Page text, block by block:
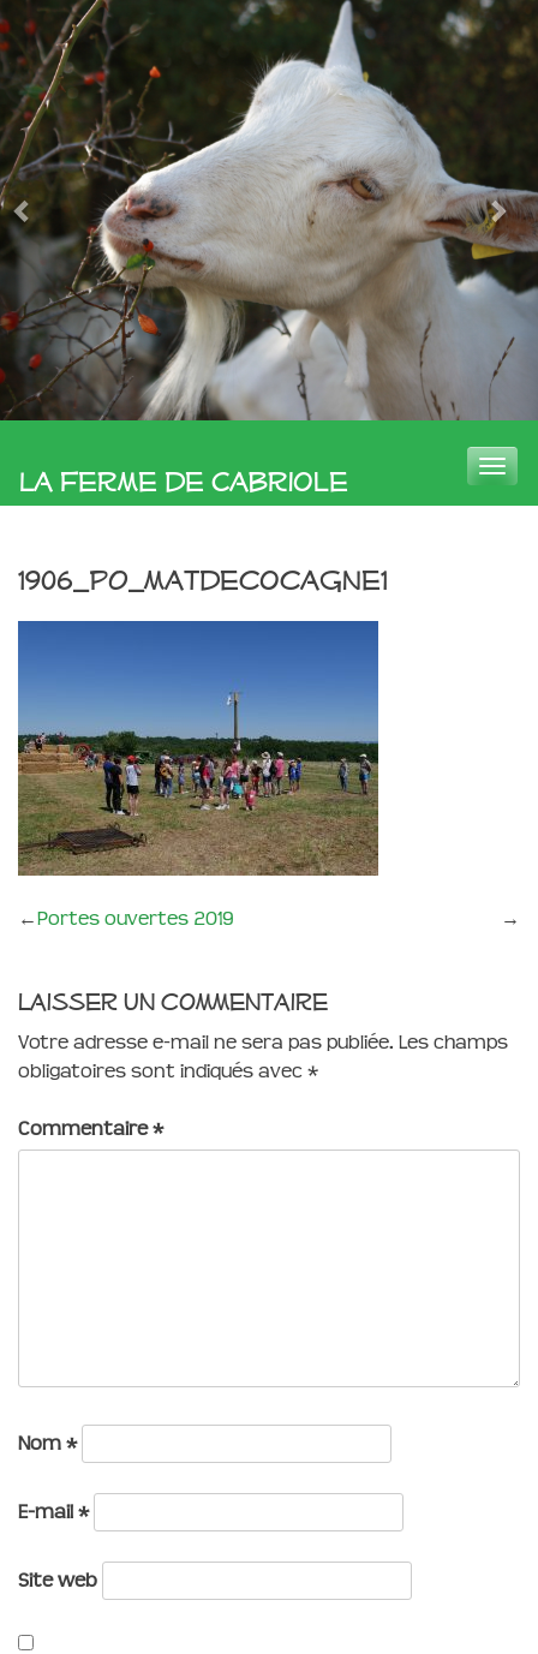
La Ferme de Cabriole
Toggle
1906_PO_matdecocagne1
←Portes ouvertes 2019 →
Laisser un commentaire
Votre adresse e-mail ne sera pas publiée. Les champs
obligatoires sont indiqués avec *
Commentaire*
Nom *
E-mail *
Site web